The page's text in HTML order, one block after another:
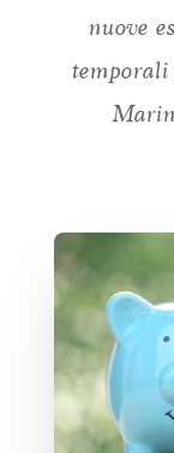
nuove
temporali